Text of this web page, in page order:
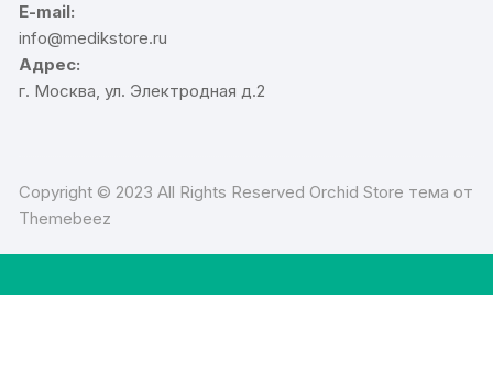
E-mail:
info@medikstore.ru
Адрес:
г. Москва, ул. Электродная д.2
Copyright © 2023 All Rights Reserved Orchid Store тема от
Themebeez